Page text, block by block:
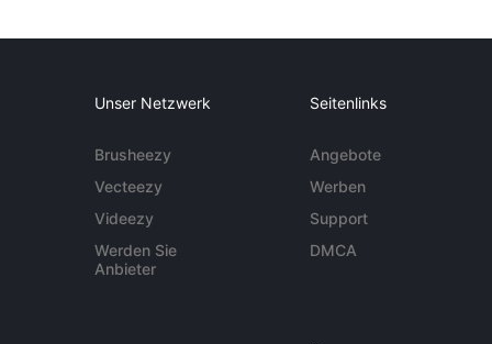
Unser Netzwerk
Brusheezy
Vecteezy
Videezy
Werden Sie
Anbieter
Seitenlinks
Angebote
Werben
Support
DMCA